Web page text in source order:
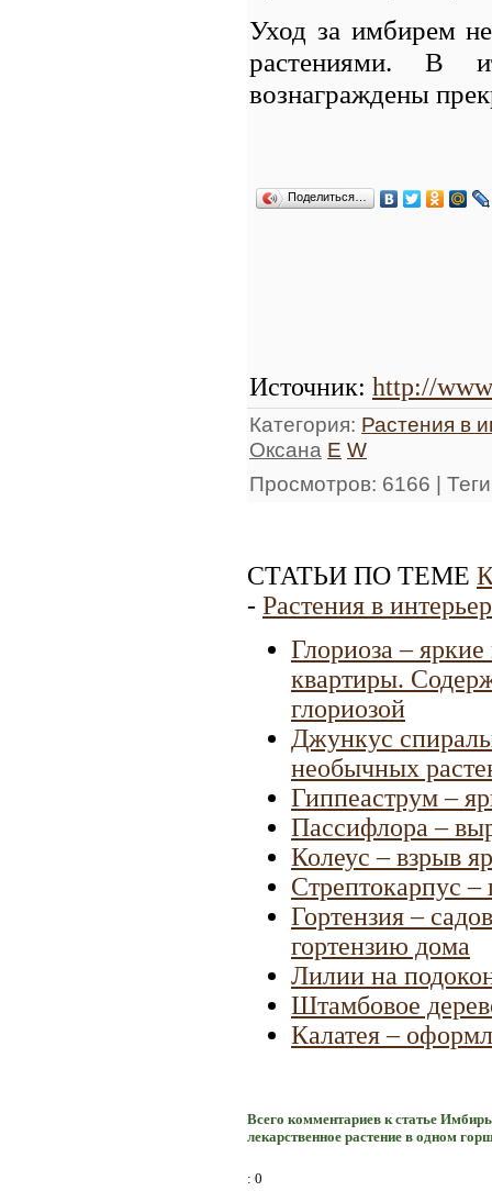
Уход за имбирем
растениями. В
вознаграждены
Поделиться…
Источник: http://
Категория: Растения в
Оксана E W
Просмотров: 6166 | Теги
СТАТЬИ ПО ТЕМЕ
- Растения в
Глориоза – яркие
квартиры.
глориозой
Джункус
необычных
Гиппеаструм –
Пассифлора –
Колеус – взрыв
Стрептокарпус
Гортензия –
гортензию дома
Лилии на
Штамбовое
Калатея –
Всего комментариев к статье
лекарственное растение в одном
: 0